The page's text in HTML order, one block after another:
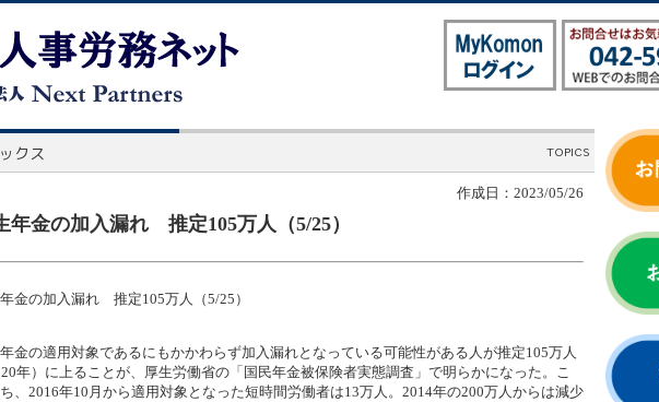
作成日：2023/05/26
年金の加入漏れ 推定105万人（5/25）
金の加入漏れ 推定105万人（5/25）
金の適用対象であるにもかかわらず加入漏れとなっている可能性がある人が推定105万人
年）に上ることが、厚生労働省の「国民年金被保険者実態調査」で明らかになった。こ
、2016年10月から適用対象となった短時間労働者は13万人。2014年の200万人からは減少